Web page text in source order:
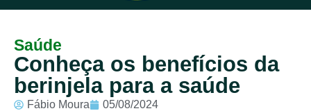
Saúde
Conheça os benefícios da
berinjela para a saúde
Fábio Moura 05/08/2024